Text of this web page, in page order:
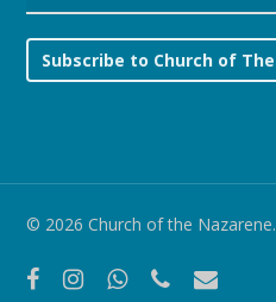
© 2026 Church of the Nazarene.